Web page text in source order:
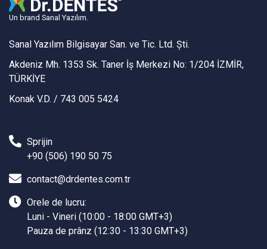
Un brand Sanal Yazılım.
Sanal Yazılım Bilgisayar San. ve Tic. Ltd. Şti.
Akdeniz Mh. 1353 Sk. Taner İş Merkezi No: 1/204 İZMİR,
TÜRKİYE
Konak V.D. / 743 005 5424
Sprijin
+90 (506) 190 50 75
contact@drdentes.com.tr
Orele de lucru:
Luni - Vineri (10:00 - 18:00 GMT+3)
Pauza de prânz (12:30 - 13:30 GMT+3)